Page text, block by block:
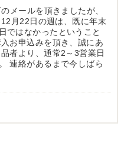
メールを頂きましたが、
月22日の週は、既に年末
ではなかったということ
お申込みを頂き、誠にあ
者より、通常2～3営業日
連絡があるまで今しばら
いました。